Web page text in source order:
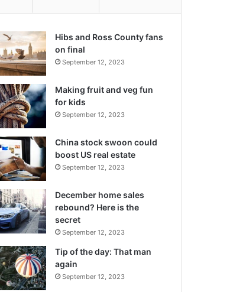
Hibs and Ross County fans
on final
September 12, 2023
Making fruit and veg fun
for kids
September 12, 2023
China stock swoon could
boost US real estate
September 12, 2023
December home sales
rebound? Here is the
secret
September 12, 2023
Tip of the day: That man
again
September 12, 2023